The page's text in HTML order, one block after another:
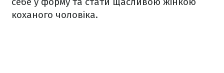
коханого чоловіка.